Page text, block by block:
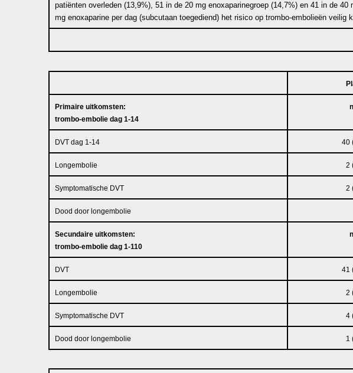
patiënten overleden (13,9%), 51 in de 20 mg enoxaparinegroep (14,7%) en 41 in de
mg enoxaparine per dag (subcutaan toegediend) het risico op trombo-embolieën
Primaire uitkomsten:
trombo-embolie dag 1-14
DVT dag 1-14 40
Longembolie 2
Symptomatische DVT 2
Dood door longembolie
Secundaire uitkomsten:
trombo-embolie dag 1-110
DVT 41
Longembolie 2
Symptomatische DVT 4
Dood door longembolie 1